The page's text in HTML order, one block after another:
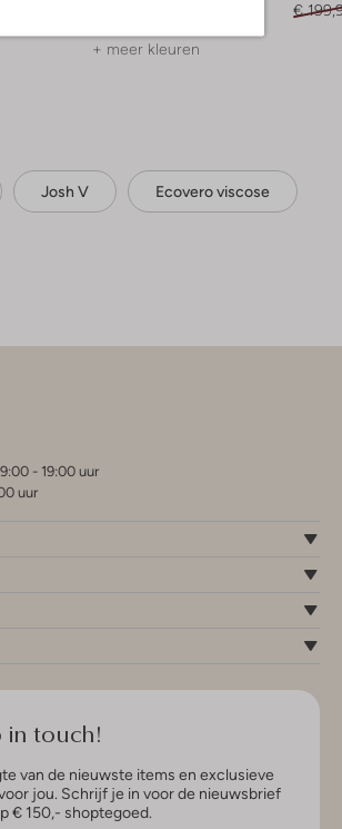
+ meer kleuren
€
Josh V Ecovero viscose
- 19:00 uur
uur
in touch!
van de nieuwste items en exclusieve
jou. Schrijf je in voor de nieuwsbrief
€ 150,- shoptegoed.